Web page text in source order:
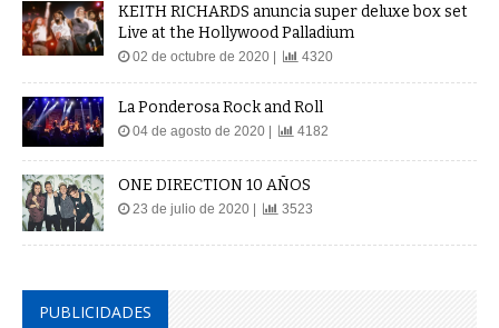
KEITH RICHARDS anuncia super deluxe box set
Live at the Hollywood Palladium
02 de octubre de 2020 | 4320
La Ponderosa Rock and Roll
04 de agosto de 2020 | 4182
ONE DIRECTION 10 AÑOS
23 de julio de 2020 | 3523
PUBLICIDADES